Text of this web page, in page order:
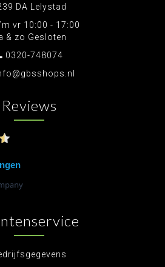
DA Lelystad
vr 10:00 - 17:00
& zo Gesloten
0320-748074
Reviews